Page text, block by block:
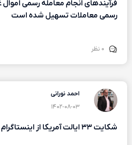
فرآیندهای انجام معامله رسمی
رسمی معاملات تسهیل شده است
۰ نظر
احمد نورانی
۱۴۰۲-۰۸-۰۳
شکایت ۳۳ ایالت آمریکا از اینستاگرام